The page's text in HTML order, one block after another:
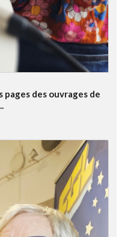
des ouvrages de